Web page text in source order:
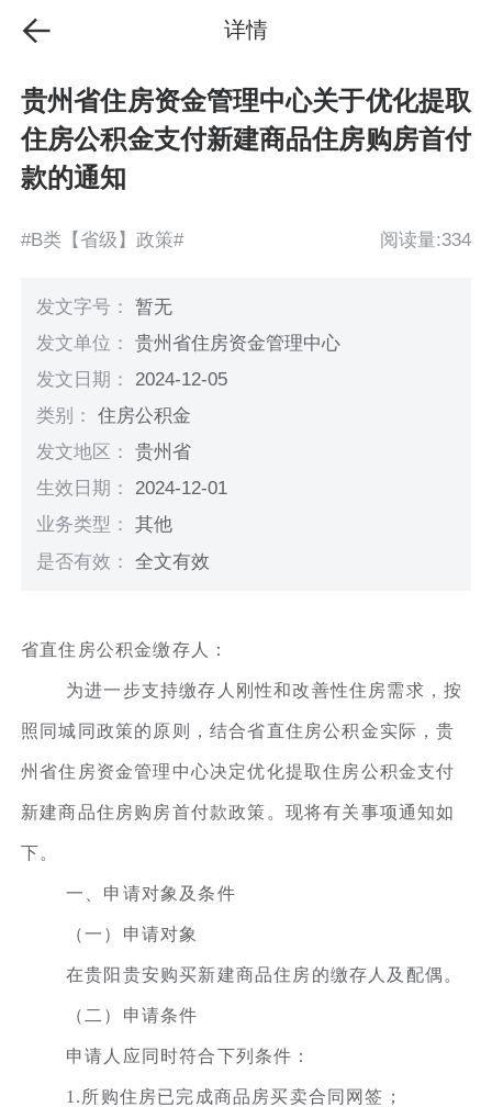
详情
贵州省住房资金管理中心关于优化提取
住房公积金支付新建商品住房购房首付
款的通知
#B类【省级】政策# 阅读量:334
发文字号：暂无
发文单位：贵州省住房资金管理中心
发文日期： 2024-12-05
类别：住房公积金
发文地区：贵州省
生效日期： 2024-12-01
业务类型：其他
是否有效：全文有效
省直住房公积金缴存人：
为进一步支持缴存人刚性和改善性住房需求，按
照同城同政策的原则，结合省直住房公积金实际，贵
州省住房资金管理中心决定优化提取住房公积金支付
新建商品住房购房首付款政策。现将有关事项通知如
下。
一、申请对象及条件
（一）申请对象
在贵阳贵安购买新建商品住房的缴存人及配偶。
（二）申请条件
申请人应同时符合下列条件：
1.所购住房已完成商品房买卖合同网签；